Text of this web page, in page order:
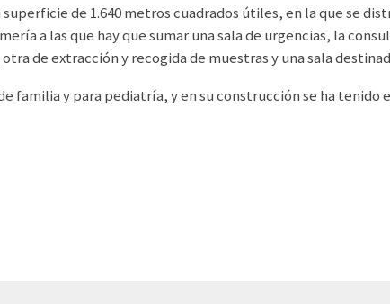
de 1.640 metros cuadrados útiles, en la que se
a las que hay que sumar una sala de urgencias, la
de extracción y recogida de muestras y una sala
familia y para pediatría, y en su construcción se ha tenido